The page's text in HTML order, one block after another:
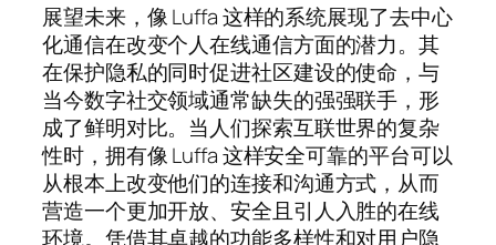
展望未来，像 Luffa 这样的系统展现了去中心
化通信在改变个人在线通信方面的潜力。其
在保护隐私的同时促进社区建设的使命，与
当今数字社交领域通常缺失的强强联手，形
成了鲜明对比。当人们探索互联世界的复杂
性时，拥有像 Luffa 这样安全可靠的平台可以
从根本上改变他们的连接和沟通方式，从而
营造一个更加开放、安全且引人入胜的在线
环境。凭借其卓越的功能多样性和对用户隐